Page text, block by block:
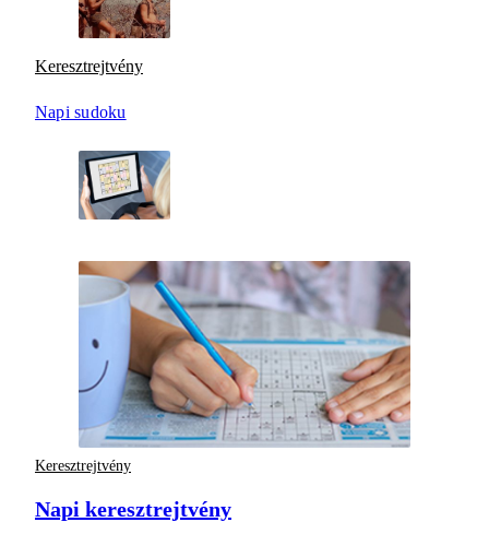
Keresztrejtvény
Napi sudoku
Keresztrejtvény
Napi keresztrejtvény